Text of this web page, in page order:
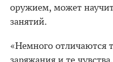
оружием, может
занятий.
«Немного отличаются